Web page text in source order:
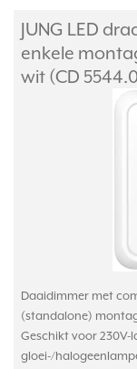
JUNG LED
enkele
wit (CD
Daaidimmer met
(standalone)
Geschikt voor 230V-
gloei-/